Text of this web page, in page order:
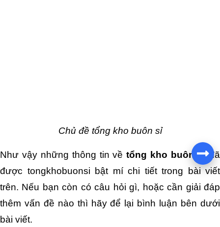
Chủ đề tổng kho buôn sỉ
Như vậy những thông tin về tổng kho buôn sỉ đã
được tongkhobuonsi bật mí chi tiết trong bài viết
trên. Nếu bạn còn có câu hỏi gì, hoặc cần giải đáp
thêm vấn đề nào thì hãy để lại bình luận bên dưới
bài viết.